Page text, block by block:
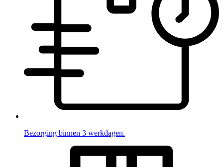
Bezorging binnen 3 werkdagen.